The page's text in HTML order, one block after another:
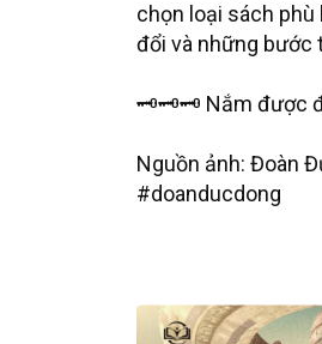
chọn loại sách
đổi và những bước
🗝🗝🗝 Nắm được
Nguồn ảnh: Đoàn
#doanducdong